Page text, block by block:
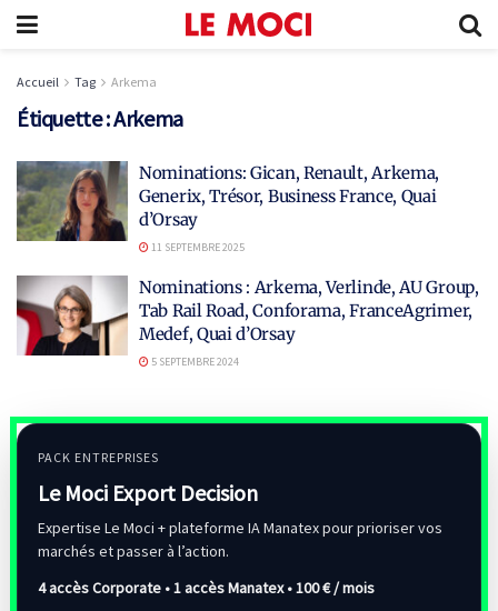
Accueil Tag Arkema
Étiquette :Arkema
Nominations: Gican, Renault, Arkema,
Generix, Trésor, Business France, Quai
d’Orsay
11 SEPTEMBRE 2025
Nominations : Arkema, Verlinde, AU Group,
Tab Rail Road, Conforama, FranceAgrimer,
Medef, Quai d’Orsay
5 SEPTEMBRE 2024
PACK ENTREPRISES
Le Moci Export Decision
Expertise Le Moci + plateforme IA Manatex pour prioriser vos
marchés et passer à l’action.
4 accès Corporate • 1 accès Manatex •100 € / mois